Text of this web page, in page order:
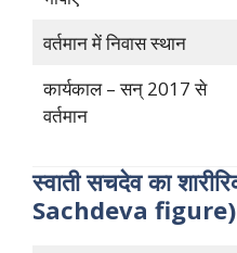
वर्तमान में निवास स्थान
कार्यकाल – सन् 2017 से
वर्तमान
स्वाती सचदेव का
Sachdeva figure)